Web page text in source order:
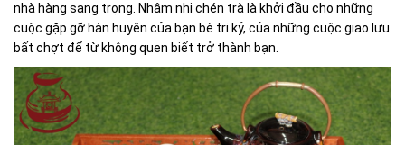
nhà hàng sang trọng. Nhâm nhi chén trà là khởi đầu cho những
cuộc gặp gỡ hàn huyên của bạn bè tri kỷ, của những cuộc giao lưu
bất chợt để từ không quen biết trở thành bạn.